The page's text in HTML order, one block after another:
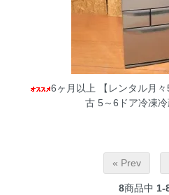
6ヶ月以上 【レンタル月
古 5～6ドア冷凍
« Prev
8商品中 1-